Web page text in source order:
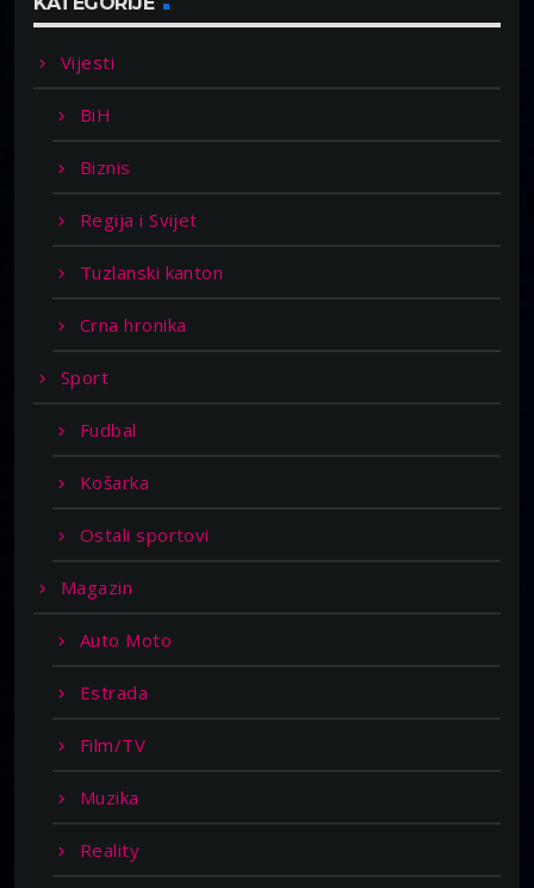
Vijesti
BiH
Biznis
Regija i Svijet
Tuzlanski kanton
Crna hronika
Sport
Fudbal
Košarka
Ostali sportovi
Magazin
Auto Moto
Estrada
Film/TV
Muzika
Reality